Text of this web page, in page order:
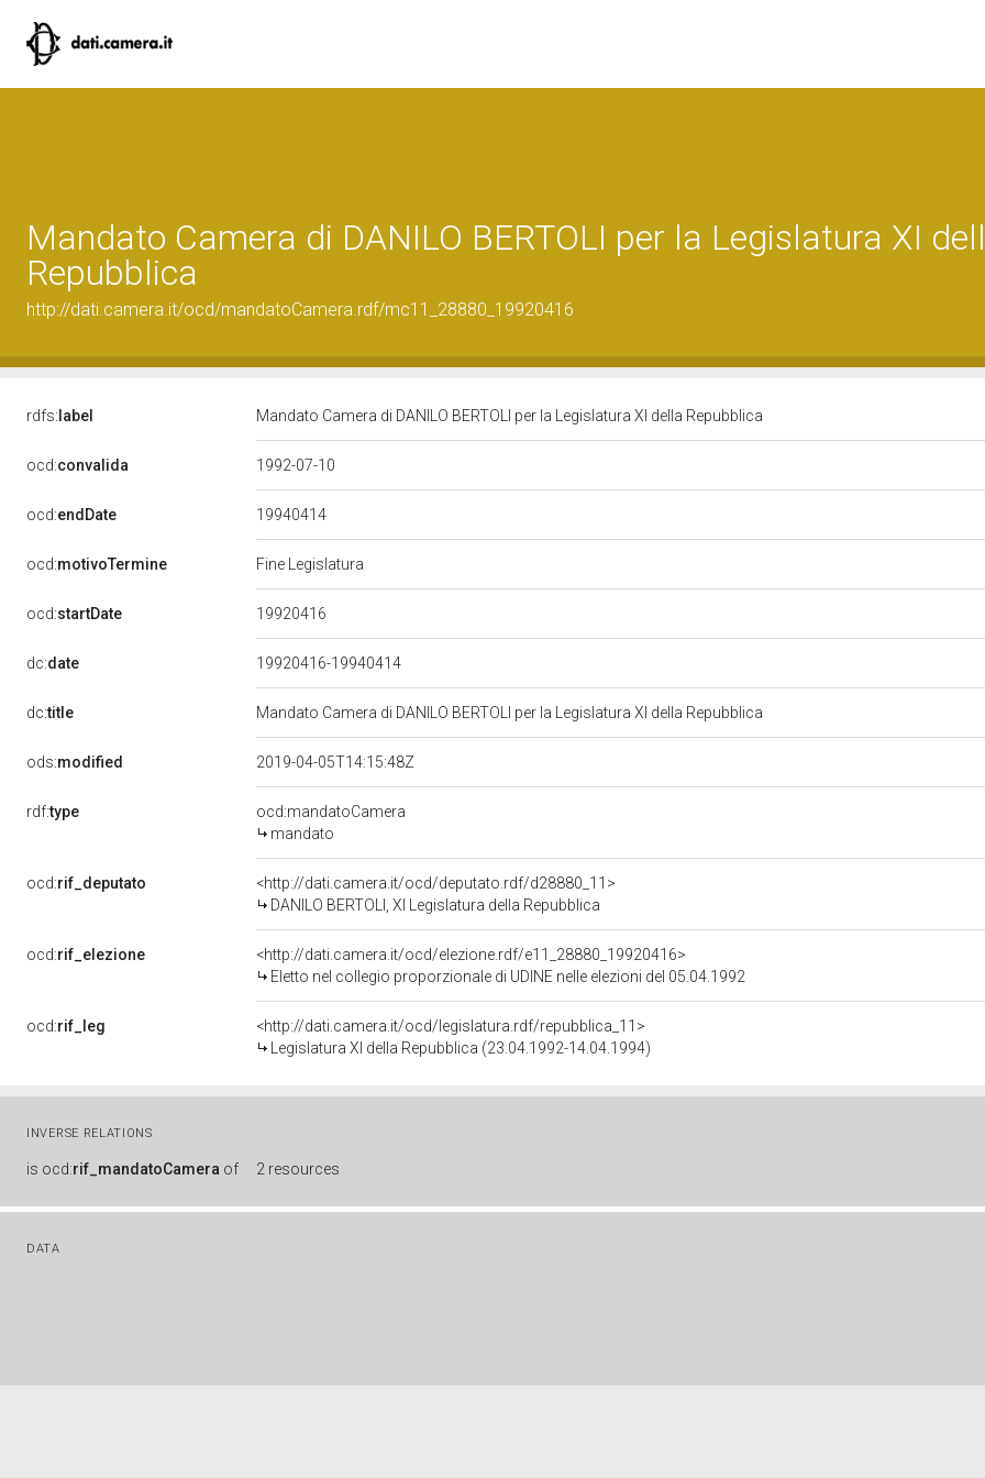
Mandato Camera di DANILO BERTOLI per la Legislatura XI
Repubblica
http://dati.camera.it/ocd/mandatoCamera.rdf/mc11_28880_19920416
rdfs: label Mandato Camera di DANILO BERTOLI per la Legislatura XI della Repubblica
ocd:convalida 1992-07-10
ocd:endDate 19940414
ocd:motivoTermine Fine Legislatura
ocd:startDate 19920416
dc:date 19920416-19940414
dc:title Mandato Camera di DANILO BERTOLI per la Legislatura XI della Repubblica
ods:modified 2019-04-05T14:15:48Z
rdf:type
ocd:mandatoCamera
mandato
ocd:rif_deputato
<http://dati.camera.it/ocd/deputato.rdf/d28880_11>
DANILO BERTOLI, XI Legislatura della Repubblica
ocd:rif_elezione
<http://dati.camera.it/ocd/elezione.rdf/e11_28880_19920416>
Eletto nel collegio proporzionale di UDINE nelle elezioni del 05.04.1992
ocd:rif_leg
<http://dati.camera.it/ocd/legislatura.rdf/repubblica_11>
Legislatura XI della Repubblica (23.04.1992-14.04.1994)
INVERSE RELATIONS
is ocd:rif_mandatoCamera of 2 resources
DATA